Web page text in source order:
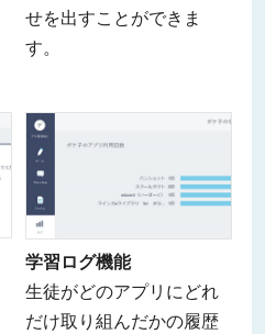
せを出すことができま
す。
学習ログ機能
生徒がどのアプリにどれ
だけ取り組んだかの履歴